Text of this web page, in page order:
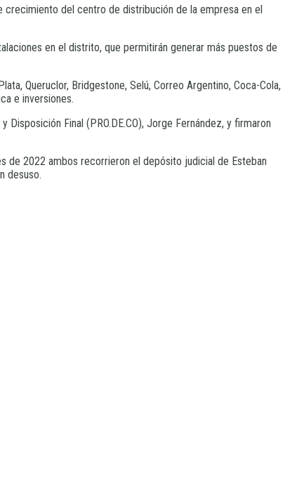
crecimiento del centro de distribución de la empresa en el
en el distrito, que permitirán generar más puestos de
Queruclor, Bridgestone, Selú, Correo Argentino, Coca-Cola,
e inversiones.
Final (PRO.DE.CO), Jorge Fernández, y firmaron
de 2022 ambos recorrieron el depósito judicial de Esteban
desuso.